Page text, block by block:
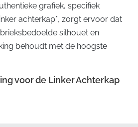
grafiek, specifiek
achterkap*, zorgt ervoor dat
silhouet en
behoudt met de hoogste
voor de Linker Achterkap